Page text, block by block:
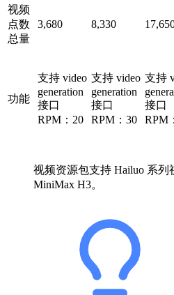
视频
点数
总量
3,680 8,330
功能
支持 video
generation
接口
RPM：20
支持 video
generation
接口
RPM：30
支持
接口
RPM
视频资源包支持 Hailuo 系
MiniMax H3。